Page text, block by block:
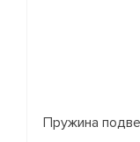
Пружина